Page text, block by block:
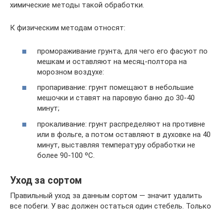
химические методы такой обработки.
К физическим методам относят:
промораживание грунта, для чего его фасуют по
мешкам и оставляют на месяц-полтора на
морозном воздухе:
пропаривание: грунт помещают в небольшие
мешочки и ставят на паровую баню до 30-40
минут;
прокаливание: грунт распределяют на противне
или в фольге, а потом оставляют в духовке на 40
минут, выставляя температуру обработки не
более 90-100 ºС.
Уход за сортом
Правильный уход за данным сортом — значит удалить
все побеги. У вас должен остаться один стебель. Только